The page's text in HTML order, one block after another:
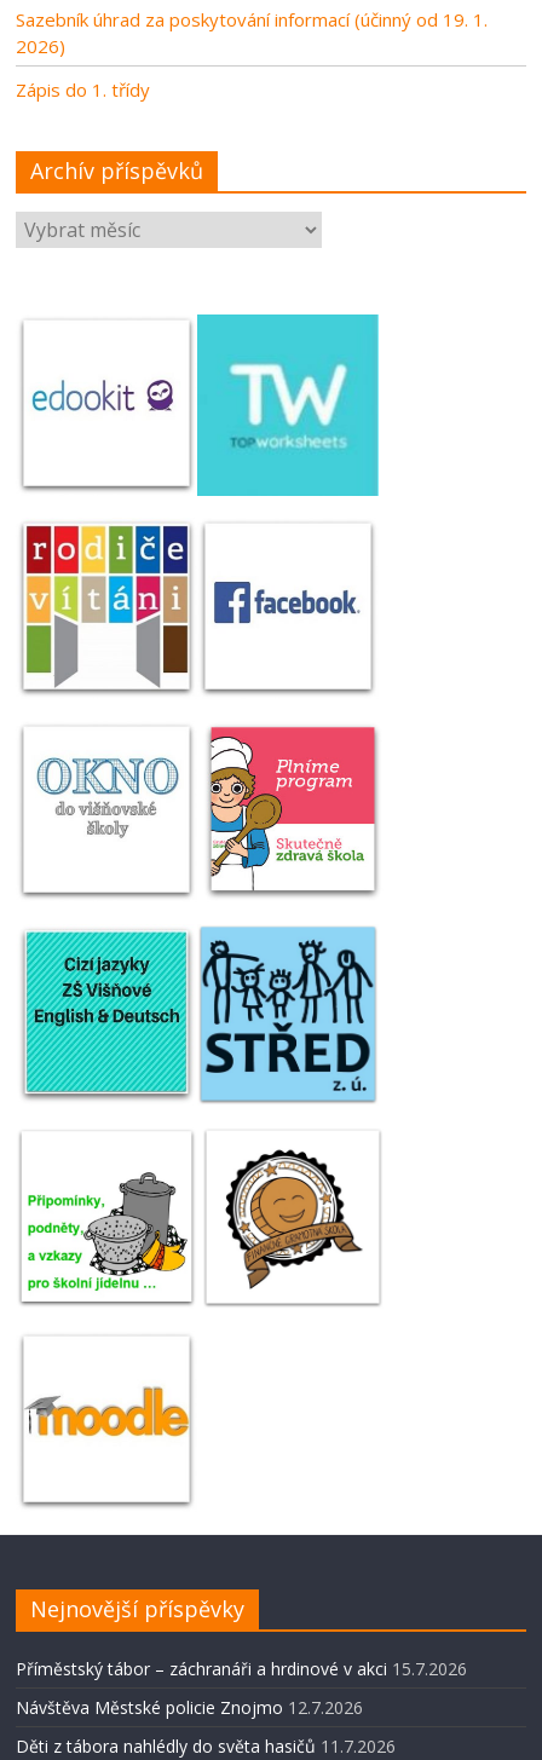
Sazebník úhrad za poskytování informací (účinný od 19. 1.
2026)
Zápis do 1. třídy
Archív příspěvků
Nejnovější příspěvky
Příměstský tábor – záchranáři a hrdinové v akci 15.7.2026
Návštěva Městské policie Znojmo 12.7.2026
Děti z tábora nahlédly do světa hasičů 11.7.2026